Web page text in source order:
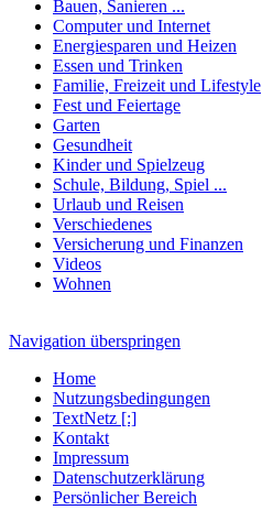
Bauen, Sanieren ...
Computer und Internet
Energiesparen und Heizen
Essen und Trinken
Familie, Freizeit und Lifestyle
Fest und Feiertage
Garten
Gesundheit
Kinder und Spielzeug
Schule, Bildung, Spiel ...
Urlaub und Reisen
Verschiedenes
Versicherung und Finanzen
Videos
Wohnen
Navigation überspringen
Home
Nutzungsbedingungen
TextNetz [:]
Kontakt
Impressum
Datenschutzerklärung
Persönlicher Bereich